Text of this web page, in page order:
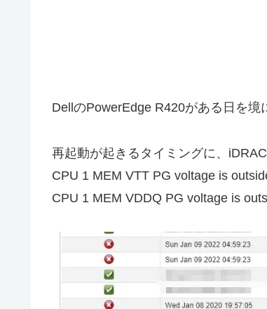
DellのPowerEdge R420がある日を
再起動が起きるタイミングに、
CPU 1 MEM VTT PG voltage is
CPU 1 MEM VDDQ PG voltage is